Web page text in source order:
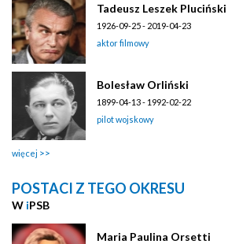
Tadeusz Leszek Pluciński
1926-09-25 - 2019-04-23
aktor filmowy
Bolesław Orliński
1899-04-13 - 1992-02-22
pilot wojskowy
więcej
POSTACI Z TEGO OKRESU
W iPSB
Maria Paulina Orsetti